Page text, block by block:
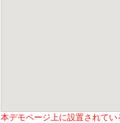
本デモページ上に設置されてい